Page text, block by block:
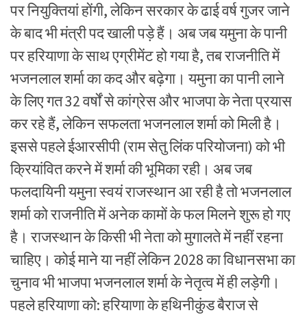
पर नियुक्तियां होंगी, लेकिन सरकार के ढाई वर्ष गुजर जाने
के बाद भी मंत्री पद खाली पड़े हैं। अब जब यमुना के पानी
पर हरियाणा के साथ एग्रीमेंट हो गया है, तब राजनीति में
भजनलाल शर्मा का कद और बढ़ेगा। यमुना का पानी लाने
के लिए गत 32 वर्षों से कांग्रेस और भाजपा के नेता प्रयास
कर रहे हैं, लेकिन सफलता भजनलाल शर्मा को मिली है।
इससे पहले ईआरसीपी (राम सेतु लिंक परियोजना) को भी
क्रियांवित करने में शर्मा की भूमिका रही। अब जब
फलदायिनी यमुना स्वयं राजस्थान आ रही है तो भजनलाल
शर्मा को राजनीति में अनेक कामों के फल मिलने शुरू हो गए
है। राजस्थान के किसी भी नेता को मुगालते में नहीं रहना
चाहिए। कोई माने या नहीं लेकिन 2028 का विधानसभा का
चुनाव भी भाजपा भजनलाल शर्मा के नेतृत्व में ही लड़ेगी।
पहले हरियाणा को: हरियाणा के हथिनीकुंड बैराज से